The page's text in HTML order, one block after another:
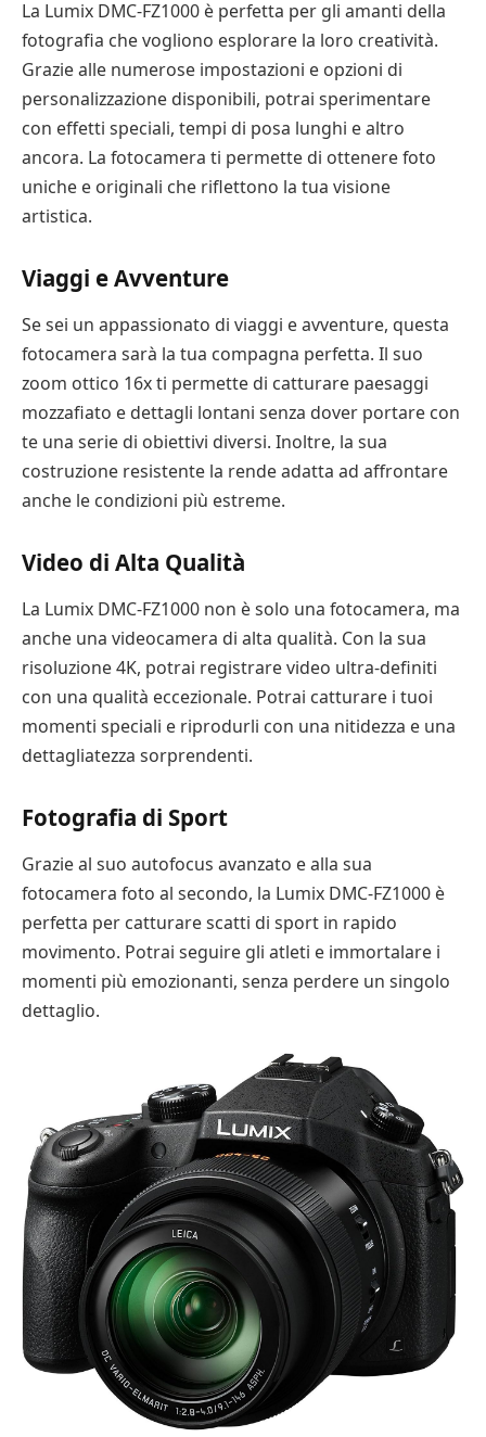
La Lumix DMC-FZ1000 è perfetta per gli amanti della
fotografia che vogliono esplorare la loro creatività.
Grazie alle numerose impostazioni e opzioni di
personalizzazione disponibili, potrai sperimentare
con effetti speciali, tempi di posa lunghi e altro
ancora. La fotocamera ti permette di ottenere foto
uniche e originali che riflettono la tua visione
artistica.
Viaggi e Avventure
Se sei un appassionato di viaggi e avventure, questa
fotocamera sarà la tua compagna perfetta. Il suo
zoom ottico 16x ti permette di catturare paesaggi
mozzafiato e dettagli lontani senza dover portare con
te una serie di obiettivi diversi. Inoltre, la sua
costruzione resistente la rende adatta ad affrontare
anche le condizioni più estreme.
Video di Alta Qualità
La Lumix DMC-FZ1000 non è solo una fotocamera, ma
anche una videocamera di alta qualità. Con la sua
risoluzione 4K, potrai registrare video ultra-definiti
con una qualità eccezionale. Potrai catturare i tuoi
momenti speciali e riprodurli con una nitidezza e una
dettagliatezza sorprendenti.
Fotografia di Sport
Grazie al suo autofocus avanzato e alla sua
fotocamera foto al secondo, la Lumix DMC-FZ1000 è
perfetta per catturare scatti di sport in rapido
movimento. Potrai seguire gli atleti e immortalare i
momenti più emozionanti, senza perdere un singolo
dettaglio.